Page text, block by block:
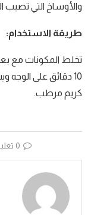
والأوساخ التي تصيب
طريقة الاستخدام:
تخلط المكونات مع
10 دقائق على الوجه
كريم مرطب.
0 تعليقات